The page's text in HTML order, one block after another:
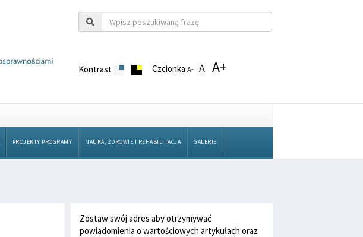
Kontrast CzcionkaA- A A+
PROJEKTY PROGRAMY NAUKA, ZDROWIE I REHABILITACJA GALERIE
Zostaw swój adres aby otrzymywać
powiadomienia o wartościowych artykułach oraz